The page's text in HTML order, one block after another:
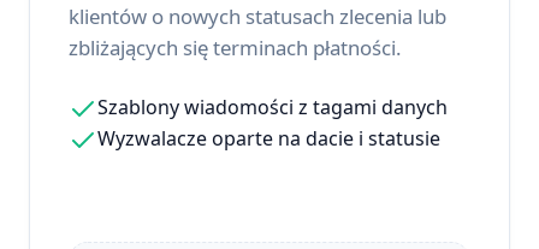
klientów o nowych statusach zlecenia lub
zbliżających się terminach płatności.
Szablony wiadomości z tagami danych
Wyzwalacze oparte na dacie i statusie